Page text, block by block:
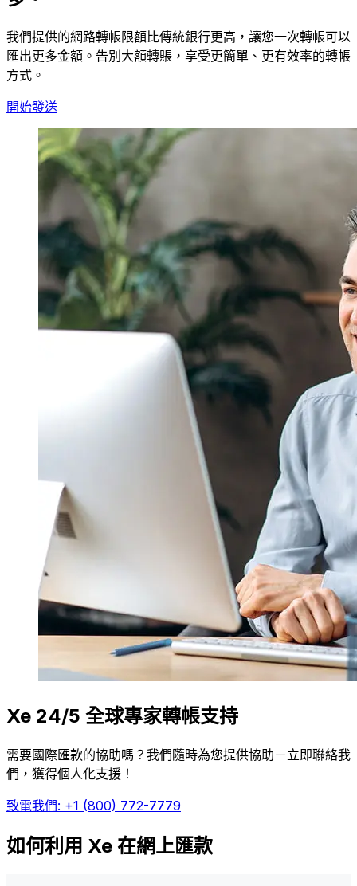
我們提供的網路轉帳限額比傳統銀行更高，讓您一次轉帳可以
匯出更多金額。告別大額轉賬，享受更簡單、更有效率的轉帳
方式。
開始發送
Xe 24/5 全球專家轉帳支持
需要國際匯款的協助嗎？我們隨時為您提供協助－立即聯絡我
們，獲得個人化支援！
致電我們: +1 (800) 772-7779
如何利用 Xe 在網上匯款